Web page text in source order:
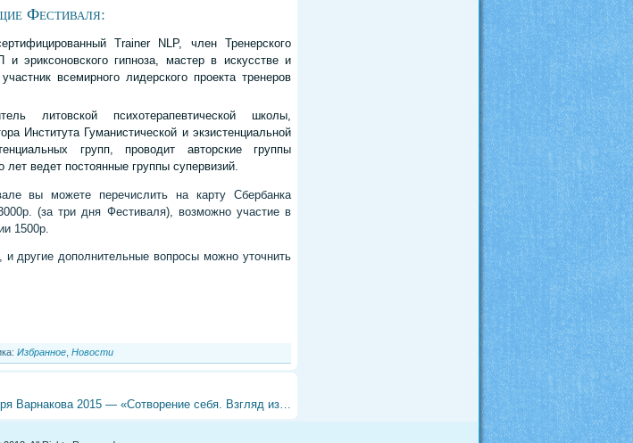
Фестиваля:
Trainer NLP, член Тренерского
эриксоновского гипноза, мастер в искусстве и
всемирного лидерского проекта тренеров
литовской психотерапевтической школы,
Института Гуманистической и экзистенциальной
групп, проводит авторские группы
ведет постоянные группы супервизий.
вы можете перечислить на карту Сбербанка
(за три дня Фестиваля), возможно участие в
1500р.
другие дополнительные вопросы можно уточнить
Избранное Новости
Варнакова 2015 — «Сотворение себя. Взгляд из…